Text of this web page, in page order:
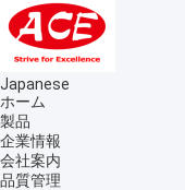
Japanese
ホーム
製品
企業情報
会社案内
品質管理